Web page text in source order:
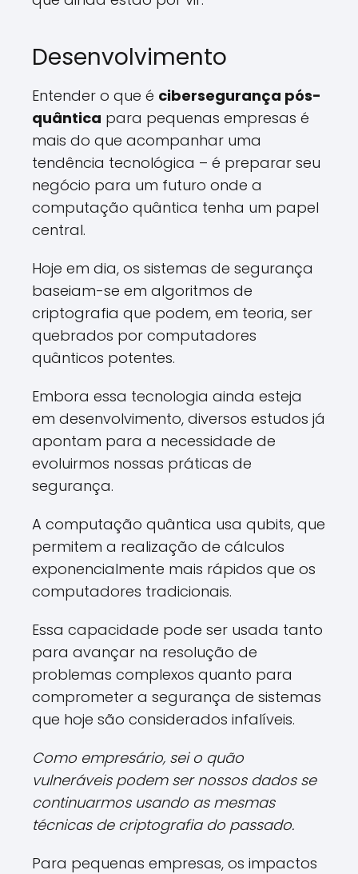
Desenvolvimento
Entender o que é cibersegurança pós-
quântica para pequenas empresas é
mais do que acompanhar uma
tendência tecnológica – é preparar seu
negócio para um futuro onde a
computação quântica tenha um papel
central.
Hoje em dia, os sistemas de segurança
baseiam-se em algoritmos de
criptografia que podem, em teoria, ser
quebrados por computadores
quânticos potentes.
Embora essa tecnologia ainda esteja
em desenvolvimento, diversos estudos já
apontam para a necessidade de
evoluirmos nossas práticas de
segurança.
A computação quântica usa qubits, que
permitem a realização de cálculos
exponencialmente mais rápidos que os
computadores tradicionais.
Essa capacidade pode ser usada tanto
para avançar na resolução de
problemas complexos quanto para
comprometer a segurança de sistemas
que hoje são considerados infalíveis.
Como empresário, sei o quão
vulneráveis podem ser nossos dados se
continuarmos usando as mesmas
técnicas de criptografia do passado.
Para pequenas empresas, os impactos